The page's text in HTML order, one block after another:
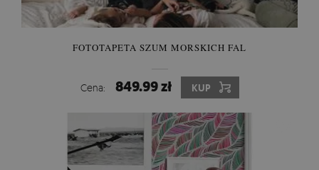
FOTOTAPETA SZUM MORSKICH FAL
Cena: 849.99 zł KUP